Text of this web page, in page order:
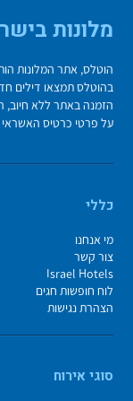
מלונות
הוטלס, אתר המלונות
בהוטלס תמצאו דילים
על פרטי כרטיס
כללי
מי אנחנו
צור קשר
Israel Hotels
לוח חופשות חגים
הצהרת נגישות
סוגי אירוח